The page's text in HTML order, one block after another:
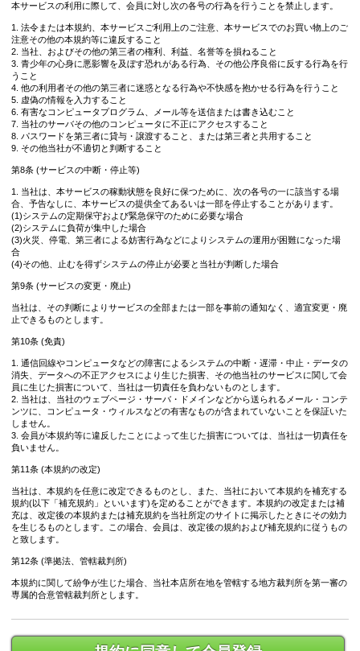
本サービスの利用に際して、会員に対し次の各号の行為を行うことを禁止します。
1. 法令または本規約、本サービスご利用上のご注意、本サービスでのお買い物上のご
注意その他の本規約等に違反すること
2. 当社、およびその他の第三者の権利、利益、名誉等を損ねること
3. 青少年の心身に悪影響を及ぼす恐れがある行為、その他公序良俗に反する行為を行
うこと
4. 他の利用者その他の第三者に迷惑となる行為や不快感を抱かせる行為を行うこと
5. 虚偽の情報を入力すること
6. 有害なコンピュータプログラム、メール等を送信または書き込むこと
7. 当社のサーバその他のコンピュータに不正にアクセスすること
8. パスワードを第三者に貸与・譲渡すること、または第三者と共用すること
9. その他当社が不適切と判断すること
第8条 (サービスの中断・停止等)
1. 当社は、本サービスの稼動状態を良好に保つために、次の各号の一に該当する場
合、予告なしに、本サービスの提供全てあるいは一部を停止することがあります。
(1)システムの定期保守および緊急保守のために必要な場合
(2)システムに負荷が集中した場合
(3)火災、停電、第三者による妨害行為などによりシステムの運用が困難になった場
合
(4)その他、止むを得ずシステムの停止が必要と当社が判断した場合
第9条 (サービスの変更・廃止)
当社は、その判断によりサービスの全部または一部を事前の通知なく、適宜変更・廃
止できるものとします。
第10条 (免責)
1. 通信回線やコンピュータなどの障害によるシステムの中断・遅滞・中止・データの
消失、データへの不正アクセスにより生じた損害、その他当社のサービスに関して会
員に生じた損害について、当社は一切責任を負わないものとします。
2. 当社は、当社のウェブページ・サーバ・ドメインなどから送られるメール・コンテ
ンツに、コンピュータ・ウィルスなどの有害なものが含まれていないことを保証いた
しません。
3. 会員が本規約等に違反したことによって生じた損害については、当社は一切責任を
負いません。
第11条 (本規約の改定)
当社は、本規約を任意に改定できるものとし、また、当社において本規約を補充する
規約(以下「補充規約」といいます)を定めることができます。本規約の改定または補
充は、改定後の本規約または補充規約を当社所定のサイトに掲示したときにその効力
を生じるものとします。この場合、会員は、改定後の規約および補充規約に従うもの
と致します。
第12条 (準拠法、管轄裁判所)
本規約に関して紛争が生じた場合、当社本店所在地を管轄する地方裁判所を第一審の
専属的合意管轄裁判所とします。